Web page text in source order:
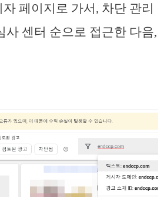
페이지로 가서, 차단 관리
사 센터 순으로 접근한 다음,